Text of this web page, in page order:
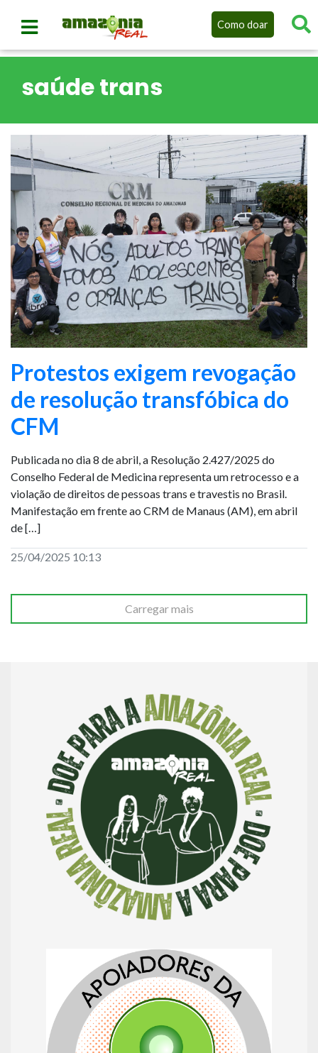
Como doar
saúde trans
Protestos exigem revogação
de resolução transfóbica do
CFM
Publicada no dia 8 de abril, a Resolução 2.427/2025 do
Conselho Federal de Medicina representa um retrocesso e a
violação de direitos de pessoas trans e travestis no Brasil.
Manifestação em frente ao CRM de Manaus (AM), em abril
de […]
25/04/2025 10:13
Carregar mais